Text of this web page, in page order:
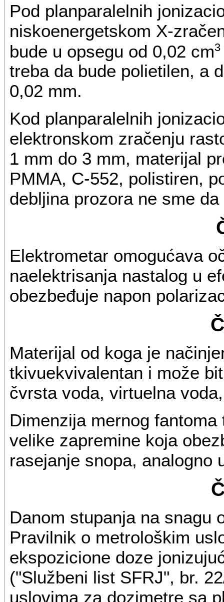
Pod planparalelnih
niskoenergetskom X-
bude u opsegu od 0,02 cm3
treba da bude polietilen, a
0,02 mm.
Kod planparalelnih
elektronskom zračenju
1 mm do 3 mm, materijal
PMMA, C-552, polistiren,
debljina prozora ne sme
Elektrometar omogućava
naelektrisanja nastalog u
obezbeđuje napon
Materijal od koga je
tkivuekvivalentan i može
čvrsta voda, virtuelna
Dimenzija mernog
velike zapremine koja
rasejanje snopa, analogno
Danom stupanja na snagu
Pravilnik o metrološkim
ekspozicione doze
("Službeni list SFRJ", br.
uslovima za dozimetre sa